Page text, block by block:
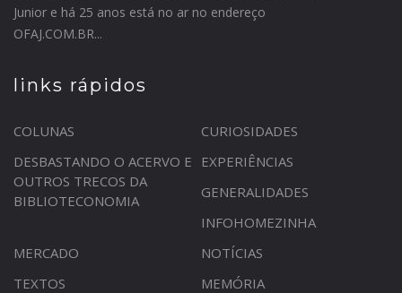
Junior e há 25 anos está no ar no endereço
OFAJ.COM.BR...
links rápidos
COLUNAS
CURIOSIDADES
DESBASTANDO O ACERVO E
OUTROS TRECOS DA
BIBLIOTECONOMIA
EXPERIÊNCIAS
GENERALIDADES
INFOHOMEZINHA
MERCADO
NOTÍCIAS
TEXTOS
MEMÓRIA